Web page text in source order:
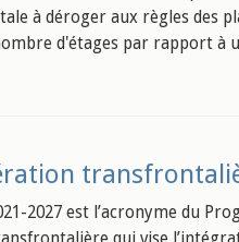
à déroger aux règles des
d'étages par rapport à
2027 est l’acronyme du